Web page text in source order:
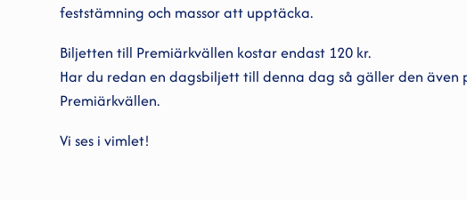
feststämning och massor att upptäcka.
Biljetten till Premiärkvällen kostar endast 120 kr.
Har du redan en dagsbiljett till denna dag så gäller den även
Premiärkvällen.
Vi ses i vimlet!